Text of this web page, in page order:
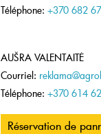
Téléphone: +370 682
AUŠRA VALENTAITĖ
Courriel:
Téléphone: +370 614
Réservation de